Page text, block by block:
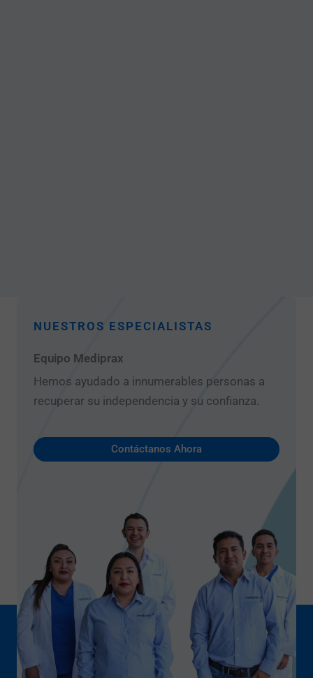
NUESTROS ESPECIALISTAS
Equipo Mediprax
Hemos ayudado a innumerables personas a
recuperar su independencia y su confianza.
Contáctanos Ahora